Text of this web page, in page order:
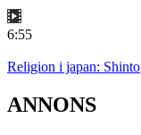
6:55
Religion i japan: Shinto
ANNONS